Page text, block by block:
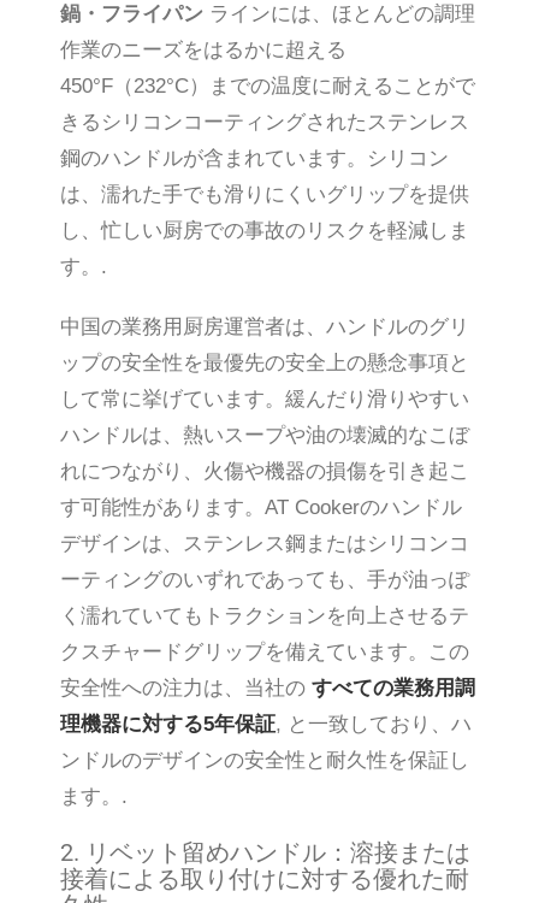
鍋・フライパン ラインには、ほとんどの調理
作業のニーズをはるかに超える
450°F（232°C）までの温度に耐えることがで
きるシリコンコーティングされたステンレス
鋼のハンドルが含まれています。シリコン
は、濡れた手でも滑りにくいグリップを提供
し、忙しい厨房での事故のリスクを軽減しま
す。.
中国の業務用厨房運営者は、ハンドルのグリ
ップの安全性を最優先の安全上の懸念事項と
して常に挙げています。緩んだり滑りやすい
ハンドルは、熱いスープや油の壊滅的なこぼ
れにつながり、火傷や機器の損傷を引き起こ
す可能性があります。AT Cookerのハンドル
デザインは、ステンレス鋼またはシリコンコ
ーティングのいずれであっても、手が油っぽ
く濡れていてもトラクションを向上させるテ
クスチャードグリップを備えています。この
安全性への注力は、当社の すべての業務用調
理機器に対する5年保証, と一致しており、ハ
ンドルのデザインの安全性と耐久性を保証し
ます。.
2. リベット留めハンドル：溶接または
接着による取り付けに対する優れた耐